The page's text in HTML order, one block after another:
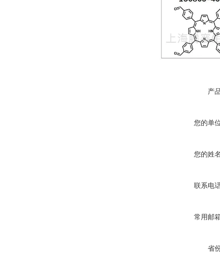
产
您的单
您的姓
联系电
常用邮
省